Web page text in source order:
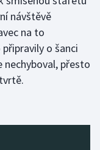
návštěvě
na to
o šanci
nechyboval, přesto